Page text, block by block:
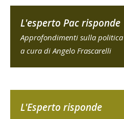
L'esperto Pac risponde
Approfondimenti sulla
a cura di Angelo Frascarelli
L'Esperto risponde